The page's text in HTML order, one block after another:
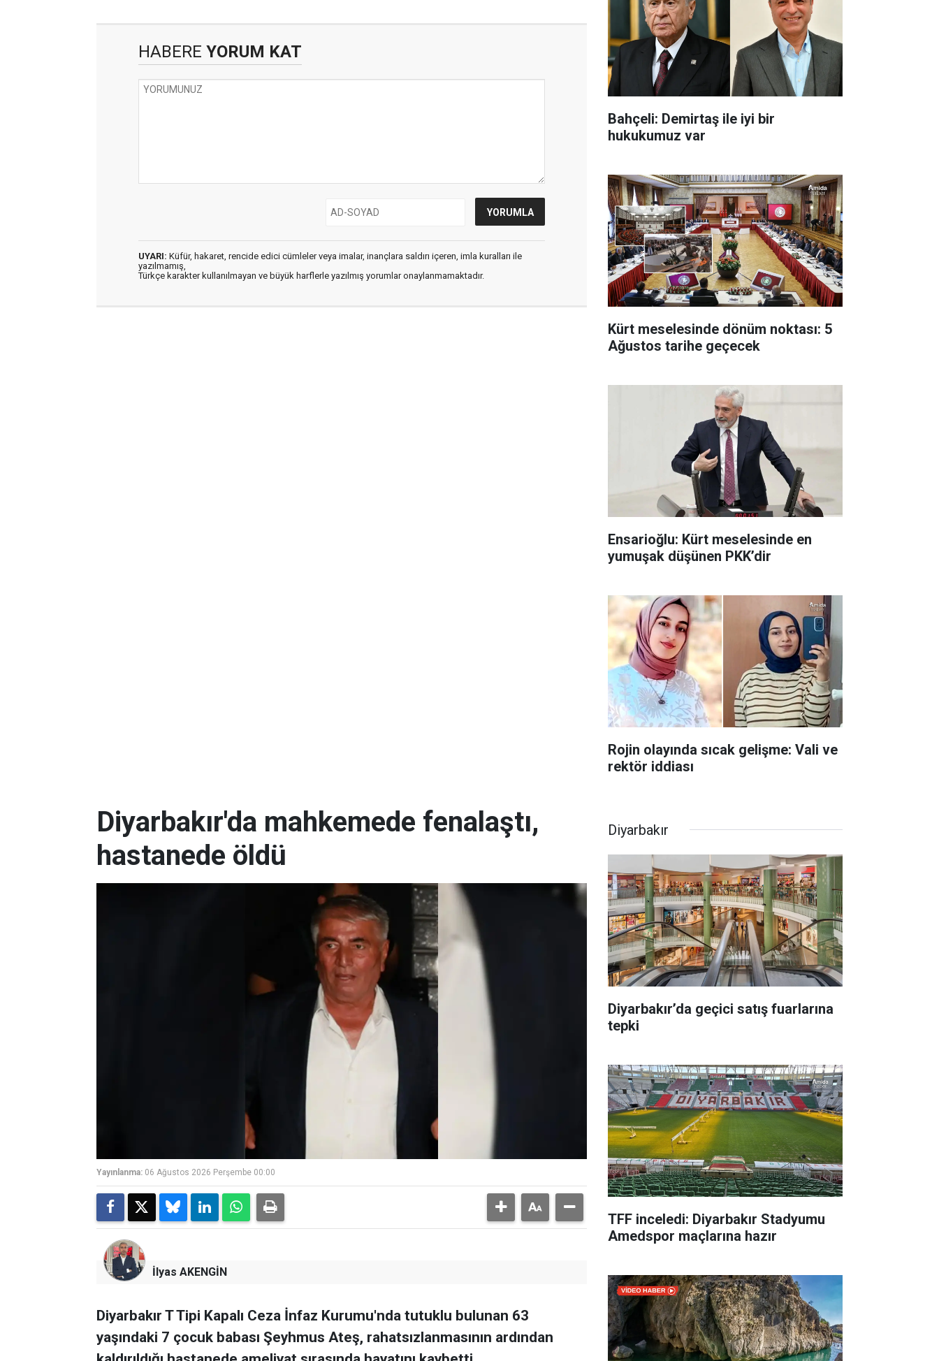
HABERE YORUM KAT
UYARI: Küfür, hakaret, rencide edici cümleler veya imalar, inançlara saldırı içeren, imla kuralları ile
yazılmamış,
Türkçe karakter kullanılmayan ve büyük harflerle yazılmış yorumlar onaylanmamaktadır.
Bahçeli: Demirtaş ile iyi bir
hukukumuz var
Kürt meselesinde dönüm noktası: 5
Ağustos tarihe geçecek
Ensarioğlu: Kürt meselesinde en
yumuşak düşünen PKK’dir
Rojin olayında sıcak gelişme: Vali ve
rektör iddiası
Diyarbakır'da mahkemede fenalaştı,
hastanede öldü
Yayınlanma: 06 Ağustos 2026 Perşembe 00:00
İlyas AKENGİN
Diyarbakır T Tipi Kapalı Ceza İnfaz Kurumu'nda tutuklu bulunan 63
yaşındaki 7 çocuk babası Şeyhmus Ateş, rahatsızlanmasının ardından
Diyarbakır
Diyarbakır’da geçici satış fuarlarına
tepki
TFF inceledi: Diyarbakır Stadyumu
Amedspor maçlarına hazır